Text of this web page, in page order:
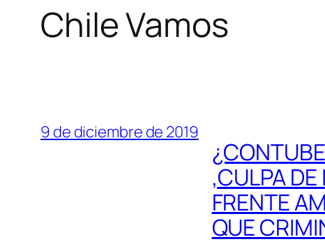
Chile Vamos
9 de diciembre de 2019
,CULPA DE
FRENTE
QUE